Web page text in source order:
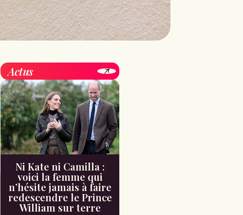
Actus
Ni Kate ni Camilla :
voici la femme qui
n’hésite jamais à faire
redescendre le Prince
William sur terre